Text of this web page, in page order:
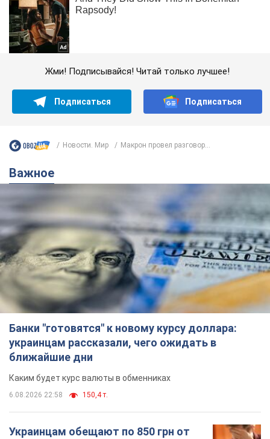
Жми! Подписывайся! Читай только лучшее!
Подписаться Подписаться
Новости. Мир Макрон провел разговор...
Важное
Банки "готовятся" к новому курсу доллара:
украинцам рассказали, чего ожидать в
ближайшие дни
Каким будет курс валюты в обменниках
6.08.2026 22:58 150,4 т.
Украинцам обещают по 850 грн от